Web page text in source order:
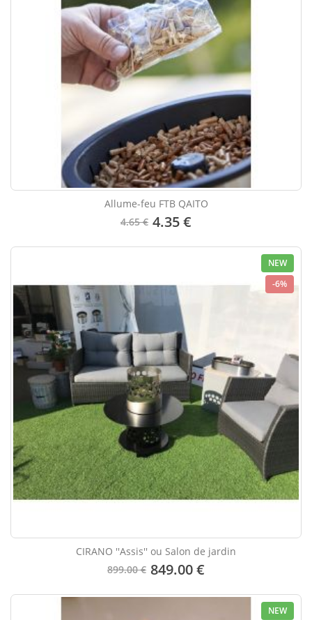
Allume-feu FTB QAITO
4.65 € 4.35 €
NEW
-6%
CIRANO ''Assis'' ou Salon de jardin
899.00 € 849.00 €
NEW